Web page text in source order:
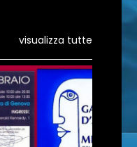
visualizza tutte